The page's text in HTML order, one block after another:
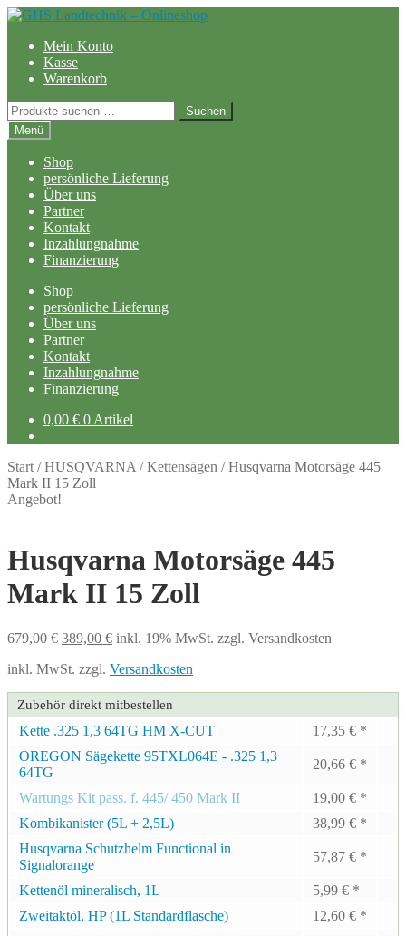
Zur
springen
Zum
springenMein Konto
Kasse
Warenkorb
Suchen
nach:
Suchen
Menü
Shop
persönliche Lieferung
Über uns
Partner
Kontakt
Inzahlungnahme
Finanzierung
Shop
persönliche Lieferung
Über uns
Partner
Kontakt
Inzahlungnahme
Finanzierung
0,00 € 0 Artikel
Start /HUSQVARNA /Kettensägen /Husqvarna Motorsäge 445
Mark II 15 Zoll
Angebot!
Husqvarna Motorsäge 445
Mark II 15 Zoll
679,00€ Ursprünglicher
war:
389,00 €Aktueller
ist:
inkl. 19% MwSt. zzgl. Versandkosten
inkl. MwSt. zzgl. Versandkosten
Zubehör direkt mitbestellen
Kette .325 1,3 64TG HM X-CUT 17,35 € *
OREGON Sägekette 95TXL064E - .325 1,3
64TG
20,66 € *
Wartungs Kit pass. f. 445/ 450 Mark II 19,00 € *
Kombikanister (5L + 2,5L)
38,99 € *
Husqvarna Schutzhelm Functional in
Signalorange
57,87 € *
Kettenöl mineralisch, 1L 5,99 € *
Zweitaktöl, HP (1L Standardflasche)
12,60 € *